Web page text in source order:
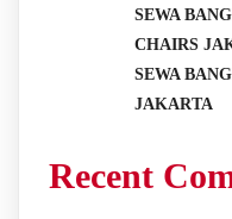
SEWA
CHAIRS
SEWA
JAKARTA
Recent